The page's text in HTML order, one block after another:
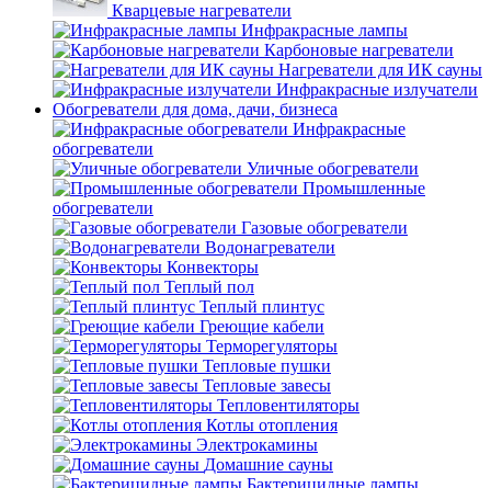
Кварцевые нагреватели
Инфракрасные лампы
Карбоновые нагреватели
Нагреватели для ИК сауны
Инфракрасные излучатели
Обогреватели для дома, дачи, бизнеса
Инфракрасные
обогреватели
Уличные обогреватели
Промышленные
обогреватели
Газовые обогреватели
Водонагреватели
Конвекторы
Теплый пол
Теплый плинтус
Греющие кабели
Терморегуляторы
Тепловые пушки
Тепловые завесы
Тепловентиляторы
Котлы отопления
Электрокамины
Домашние сауны
Бактерицидные лампы